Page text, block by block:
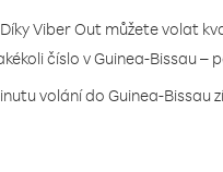
Díky Viber Out můžete volat
číslo v Guinea-Bissau –
volání do Guinea-